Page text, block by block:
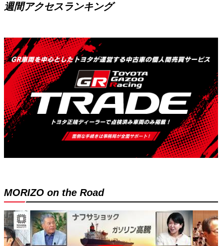
週間アクセスランキング
MORIZO on the Road